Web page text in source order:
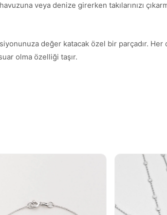
veya denize girerken takılarınızı
değer katacak özel bir parçadır. Her
olma özelliği taşır.